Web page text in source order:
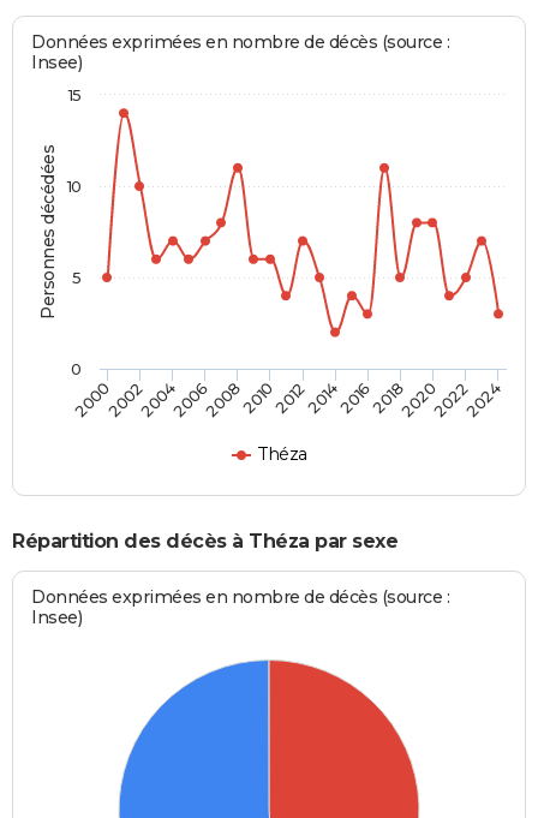
Personnes décédées
Données exprimées en nombre de décès (source :
Insee)
Théza
2000200220042006200820102012201420162018202020222024
0
5
10
15
Répartition des décès à Théza par sexe
Données exprimées en nombre de décès (source :
Insee)